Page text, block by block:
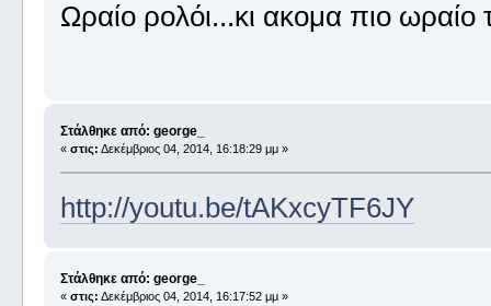
Ωραίο ρολόι...κι ακομα πιο
Στάλθηκε από: george_
« στις: Δεκέμβριος 04, 2014, 16:18:29 μμ »
http://youtu.be/tAKxcyTF6JY
Στάλθηκε από: george_
« στις: Δεκέμβριος 04, 2014, 16:17:52 μμ »